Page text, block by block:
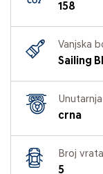
158
Vanjska
Sailing
crna
Broj vrata
5